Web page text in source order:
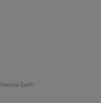
Natural Earth